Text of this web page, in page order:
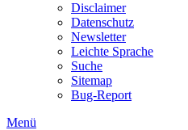
Disclaimer
Datenschutz
Newsletter
Leichte Sprache
Suche
Sitemap
Bug-Report
Menü